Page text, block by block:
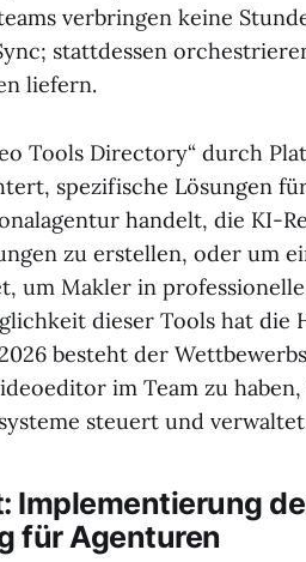
verbringen keine
stattdessen
liefern.
Tools Directory“ durch
spezifische Lösungen
handelt, die KI-
zu erstellen, oder um
um Makler in
dieser Tools hat
besteht der
im Team zu
steuert und
Implementierung
für Agenturen